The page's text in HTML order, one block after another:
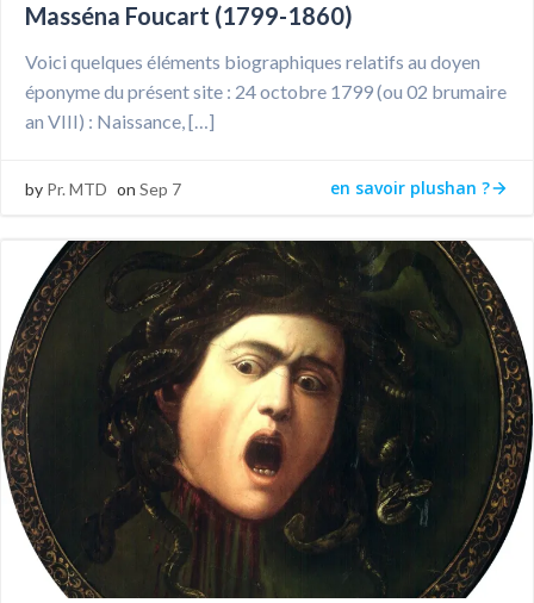
Masséna Foucart (1799-1860)
Voici quelques éléments biographiques relatifs au doyen
éponyme du présent site : 24 octobre 1799 (ou 02 brumaire
an VIII) : Naissance, […]
by Pr. MTD on Sep 7 en savoir plushan ?